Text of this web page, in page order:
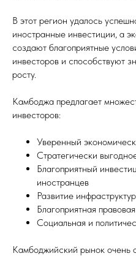
В этот регион удалось
иностранные инвестиции, а
создают благоприятные
инвесторов и способствуют
росту.
Камбоджа предлагает
инвесторов:
Уверенный
Стратегически
Благоприятный
иностранцев
Развитие
Благоприятная
Социальная и
Камбоджийский рынок очень